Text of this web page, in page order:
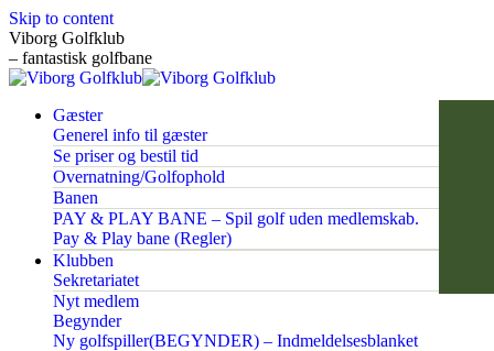
Skip to content
Viborg Golfklub
– fantastisk golfbane
Gæster
Generel info til gæster
Se priser og bestil tid
Overnatning/Golfophold
Banen
PAY & PLAY BANE – Spil golf uden medlemskab.
Pay & Play bane (Regler)
Klubben
Sekretariatet
Nyt medlem
Begynder
Ny golfspiller(BEGYNDER) – Indmeldelsesblanket